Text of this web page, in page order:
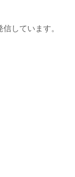
しています。